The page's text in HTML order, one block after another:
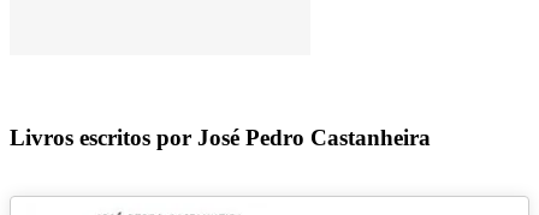
Livros escritos por José Pedro Castanheira